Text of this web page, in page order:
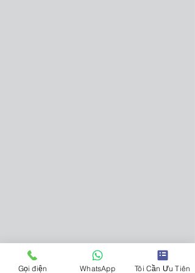
Gọi điện WhatsApp Tôi Cần Ưu Tiên